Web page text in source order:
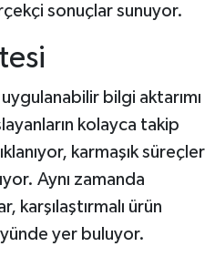
sonuçlar sunuyor.
bilgi aktarımı
kolayca takip
karmaşık süreçler
Aynı zamanda
karşılaştırmalı ürün
yer buluyor.